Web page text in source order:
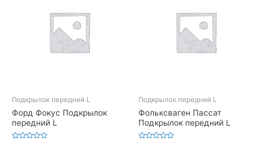
Подкрылок передний L
Форд Фокус Подкрылок
передний L
Подкрылок передний L
Фольксваген Пассат
Подкрылок передний L